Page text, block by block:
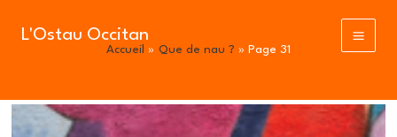
L'Ostau Occitan
Accueil Que de nau ? Page 31